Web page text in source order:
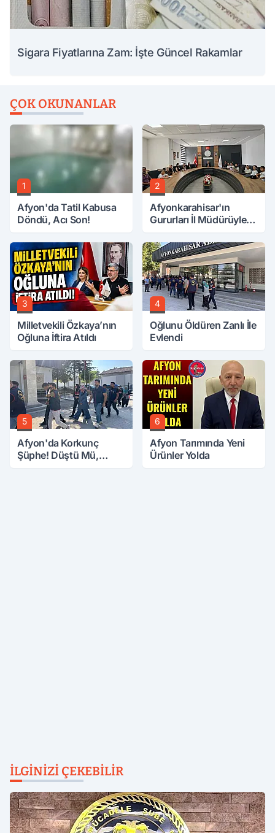
Sigara Fiyatlarına Zam: İşte Güncel Rakamlar
ÇOK OKUNANLAR
1
Afyon'da Tatil Kabusa
Döndü, Acı Son!
2
Afyonkarahisar'ın
Gururları İl Müdürüyle
3
Milletvekili Özkaya’nın
Oğluna İftira Atıldı
4
Oğlunu Öldüren Zanlı İle
Evlendi
5
Afyon'da Korkunç
Şüphe! Düştü Mü,
6
Afyon Tarımında Yeni
Ürünler Yolda
İLGINIZI ÇEKEBILIR